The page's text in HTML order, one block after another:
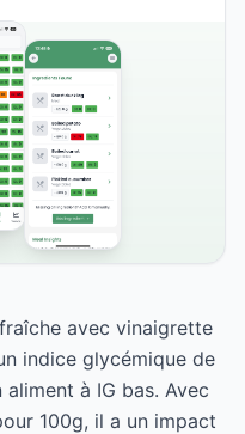
avec vinaigrette
indice glycémique de
à IG bas. Avec
100g, il a un impact